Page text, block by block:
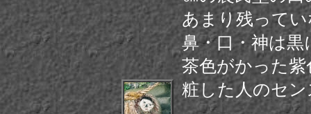
あまり残って
鼻・口・神は
茶色がかった
粧した人のセ